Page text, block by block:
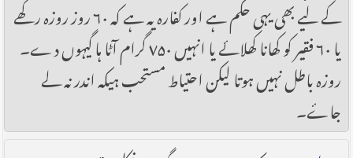
کے لیے بھی یہی حکم ہے اور کفارہ یہ ہے کہ ۶۰ روز روزہ رکھے
یا ۶۰ فقیر کو کھانا کھلائے یا انہیں ۷۵۰ گرام آٹا ہا گیہوں دے۔
روزہ باطل نہیں ہوتا لیکن احتیاط مستحب ہیکہ اندر نہ لے
جاۓ۔